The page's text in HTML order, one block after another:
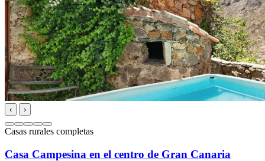
‹ ›
Casas rurales completas
Casa Campesina en el centro de Gran Canaria